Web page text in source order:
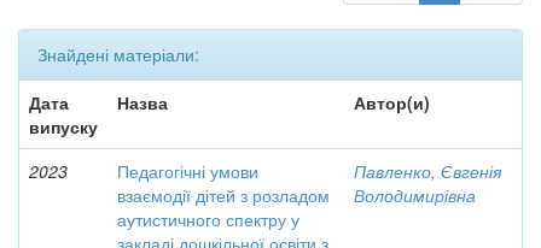
Знайдені матеріали:
Дата
випуску
Назва Автор(и)
2023
Педагогічні умови
взаємодії дітей з розладом
аутистичного спектру у
закладі дошкільної освіти з
Павленко, Євгенія
Володимирівна